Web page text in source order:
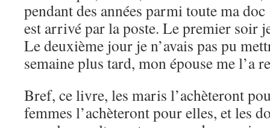
pendant des années parmi toute ma
est arrivé par la poste. Le premier soir
Le deuxième jour je n’avais pas pu
semaine plus tard, mon épouse me l’a
Bref, ce livre, les maris l’achèteront
femmes l’achèteront pour elles, et les